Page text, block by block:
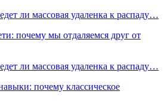
ли массовая удаленка к распаду…
почему мы отдаляемся друг от
ли массовая удаленка к распаду…
почему классическое